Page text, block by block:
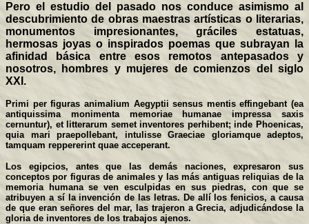
Pero el estudio del pasado nos conduce asimismo al
descubrimiento de obras maestras artísticas o literarias,
monumentos impresionantes, gráciles estatuas,
hermosas joyas o inspirados poemas que subrayan la
afinidad básica entre esos remotos antepasados y
nosotros, hombres y mujeres de comienzos del siglo
XXI.
Primi per figuras animalium Aegyptii sensus mentis effingebant (ea
antiquissima monimenta memoriae humanae impressa saxis
cernuntur), et litterarum semet inventores perhibent; inde Phoenicas,
quia mari praepollebant, intulisse Graeciae gloriamque adeptos,
tamquam reppererint quae acceperant.
Los egipcios, antes que las demás naciones, expresaron sus
conceptos por figuras de animales y las más antiguas reliquias de la
memoria humana se ven esculpidas en sus piedras, con que se
atribuyen a sí la invención de las letras. De allí los fenicios, a causa
de que eran señores del mar, las trajeron a Grecia, adjudicándose la
gloria de inventores de los trabajos ajenos.